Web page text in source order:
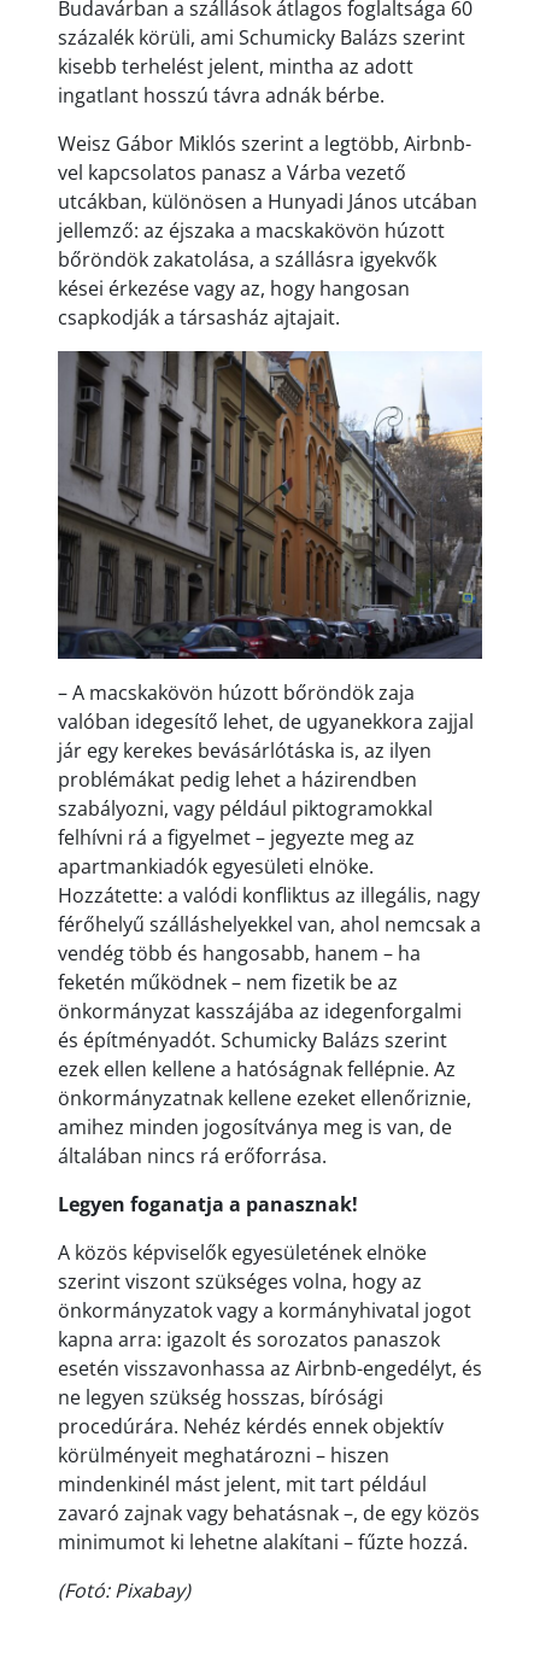
Budavárban a szállások átlagos foglaltsága 60
százalék körüli, ami Schumicky Balázs szerint
kisebb terhelést jelent, mintha az adott
ingatlant hosszú távra adnák bérbe.
Weisz Gábor Miklós szerint a legtöbb, Airbnb-
vel kapcsolatos panasz a Várba vezető
utcákban, különösen a Hunyadi János utcában
jellemző: az éjszaka a macskakövön húzott
bőröndök zakatolása, a szállásra igyekvők
kései érkezése vagy az, hogy hangosan
csapkodják a társasház ajtajait.
– A macskakövön húzott bőröndök zaja
valóban idegesítő lehet, de ugyanekkora zajjal
jár egy kerekes bevásárlótáska is, az ilyen
problémákat pedig lehet a házirendben
szabályozni, vagy például piktogramokkal
felhívni rá a figyelmet – jegyezte meg az
apartmankiadók egyesületi elnöke.
Hozzátette: a valódi konfliktus az illegális, nagy
férőhelyű szálláshelyekkel van, ahol nemcsak a
vendég több és hangosabb, hanem – ha
feketén működnek – nem fizetik be az
önkormányzat kasszájába az idegenforgalmi
és építményadót. Schumicky Balázs szerint
ezek ellen kellene a hatóságnak fellépnie. Az
önkormányzatnak kellene ezeket ellenőriznie,
amihez minden jogosítványa meg is van, de
általában nincs rá erőforrása.
Legyen foganatja a panasznak!
A közös képviselők egyesületének elnöke
szerint viszont szükséges volna, hogy az
önkormányzatok vagy a kormányhivatal jogot
kapna arra: igazolt és sorozatos panaszok
esetén visszavonhassa az Airbnb-engedélyt, és
ne legyen szükség hosszas, bírósági
procedúrára. Nehéz kérdés ennek objektív
körülményeit meghatározni – hiszen
mindenkinél mást jelent, mit tart például
zavaró zajnak vagy behatásnak –, de egy közös
minimumot ki lehetne alakítani – fűzte hozzá.
(Fotó: Pixabay)